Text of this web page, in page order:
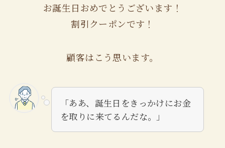
お誕生日おめでとうございます！
割引クーポンです！
顧客はこう思います。
「ああ、誕生日をきっかけにお金
を取りに来てるんだな。」